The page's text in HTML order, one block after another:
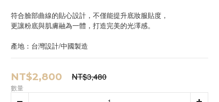
符合臉部曲線的貼心設計，不僅能提升底妝服貼度，
更讓粉底與肌膚融為一體，打造完美的光澤感。
產地：台灣設計/中國製造
NT$2,800 NT$3,480
數量